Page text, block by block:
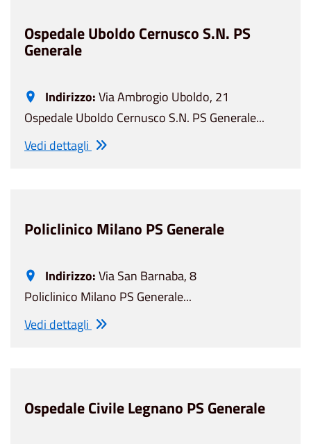
Ospedale Uboldo Cernusco S.N. PS
Generale
Indirizzo:Via Ambrogio Uboldo, 21
Ospedale Uboldo Cernusco S.N. PS Generale...
Vedi dettagli
Policlinico Milano PS Generale
Indirizzo:Via San Barnaba, 8
Policlinico Milano PS Generale...
Vedi dettagli
Ospedale Civile Legnano PS Generale